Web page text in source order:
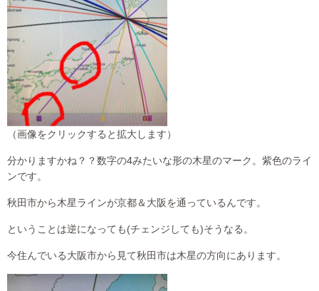
（画像をクリックすると拡大します）
分かりますかね？？数字の4みたいな形の木星のマーク。紫色のライ
ンです。
秋田市から木星ラインが京都＆大阪を通っているんです。
ということは逆になっても(チェンジしても)そうなる。
今住んでいる大阪市から見て秋田市は木星の方向にあります。